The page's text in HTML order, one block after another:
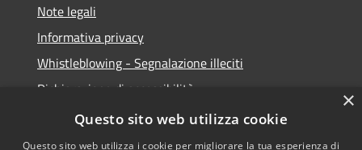
Note legali
Informativa privacy
Whistleblowing - Segnalazione illeciti
Dichiarazione di accessibilità
Obiettivi di acessibilità
×
Questo sito web utilizza cookie
Questo sito web utilizza i cookie per migliorare la tua esperienza di